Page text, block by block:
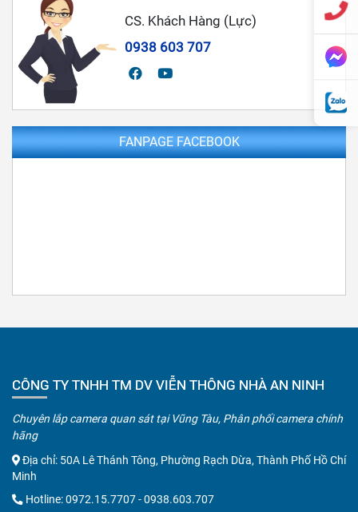
CS. Khách Hàng (Lực)
0938 603 707
FANPAGE FACEBOOK
CÔNG TY TNHH TM DV VIỄN THÔNG NHÀ AN NINH
Chuyên lắp camera quan sát tại Vũng Tàu, Phân phối camera chính
hãng
Địa chỉ: 50A Lê Thánh Tông, Phường Rạch Dừa, Thành Phố Hồ Chí
Minh
Hotline:0972.15.7707-0938.603.707